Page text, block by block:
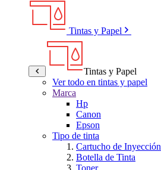
Tintas y Papel
Tintas y Papel
Ver todo en tintas y papel
Marca
Hp
Canon
Epson
Tipo de tinta
Cartucho de Inyección
Botella de Tinta
Toner